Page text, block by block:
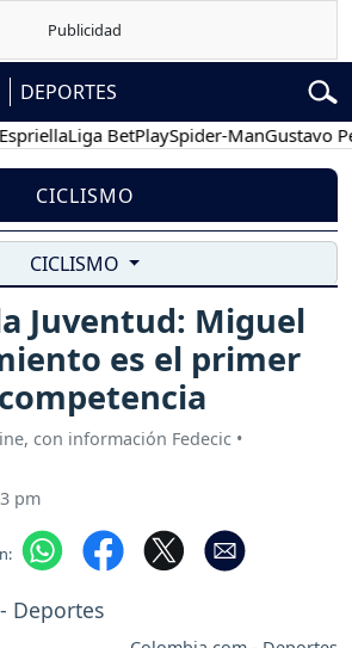
DEPORTES
Liga BetPlaySpider-ManGustavo Petro
CICLISMO
CICLISMO
Juventud: Miguel
es el primer
con información Fedecic •
pm